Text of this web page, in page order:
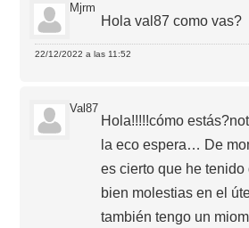
Mjrm
Hola val87 como vas?
22/12/2022 a las 11:52
Val87
Hola!!!!!cómo
la eco espera… De
es cierto que he tenido
bien molestias en el
también tengo un